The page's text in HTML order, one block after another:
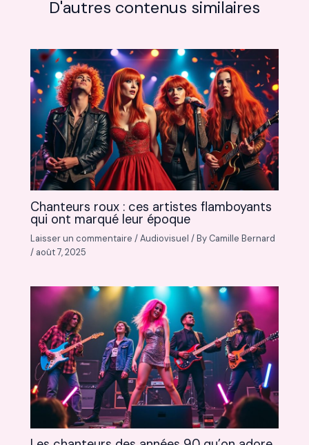
D'autres contenus similaires
Chanteurs roux : ces artistes flamboyants
qui ont marqué leur époque
Laisser un commentaire /Audiovisuel / By Camille Bernard
/ août 7, 2025